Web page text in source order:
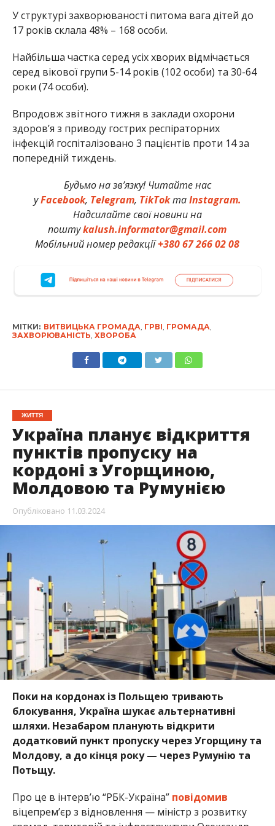
У структурі захворюваності питома вага дітей до
17 років склала 48% – 168 особи.
Найбільша частка серед усіх хворих відмічається
серед вікової групи 5-14 років (102 особи) та 30-64
роки (74 особи).
Впродовж звітного тижня в заклади охорони
здоров’я з приводу гострих респіраторних
інфекцій госпіталізовано 3 пацієнтів проти 14 за
попередній тиждень.
Будьмо на зв’язку! Читайте нас
уFacebook, Telegram, TikTokтаInstagram.
Надсилайте свої новини на
поштуkalush.informator@gmail.com
Мобільний номер редакції+380 67 266 02 08
МІТКИ: ВИТВИЦЬКА ГРОМАДА, ГРВІ, ГРОМАДА,
ЗАХВОРЮВАНІСТЬ, ХВОРОБА
ЖИТТЯ
Україна планує відкриття
пунктів пропуску на
кордоні з Угорщиною,
Молдовою та Румунією
Опубліковано 11.03.2024
Поки на кордонах із Польщею тривають
блокування, Україна шукає альтернативні
шляхи. Незабаром планують відкрити
додатковий пункт пропуску через Угорщину та
Молдову, а до кінця року — через Румунію та
Потьщу.
Про це в інтерв’ю “РБК-Україна” повідомив
віцепрем’єр з відновлення — міністр з розвитку